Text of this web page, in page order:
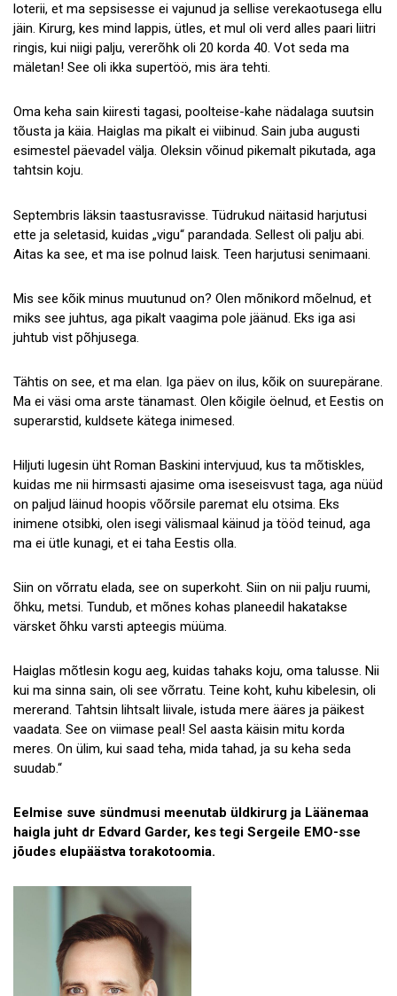
loterii, et ma sepsisesse ei vajunud ja sellise verekaotusega ellu
jäin. Kirurg, kes mind lappis, ütles, et mul oli verd alles paari liitri
ringis, kui niigi palju, vererõhk oli 20 korda 40. Vot seda ma
mäletan! See oli ikka supertöö, mis ära tehti.
Oma keha sain kiiresti tagasi, poolteise-kahe nädalaga suutsin
tõusta ja käia. Haiglas ma pikalt ei viibinud. Sain juba augusti
esimestel päevadel välja. Oleksin võinud pikemalt pikutada, aga
tahtsin koju.
Septembris läksin taastusravisse. Tüdrukud näitasid harjutusi
ette ja seletasid, kuidas „vigu“ parandada. Sellest oli palju abi.
Aitas ka see, et ma ise polnud laisk. Teen harjutusi senimaani.
Mis see kõik minus muutunud on? Olen mõnikord mõelnud, et
miks see juhtus, aga pikalt vaagima pole jäänud. Eks iga asi
juhtub vist põhjusega.
Tähtis on see, et ma elan. Iga päev on ilus, kõik on suurepärane.
Ma ei väsi oma arste tänamast. Olen kõigile öelnud, et Eestis on
superarstid, kuldsete kätega inimesed.
Hiljuti lugesin üht Roman Baskini intervjuud, kus ta mõtiskles,
kuidas me nii hirmsasti ajasime oma iseseisvust taga, aga nüüd
on paljud läinud hoopis võõrsile paremat elu otsima. Eks
inimene otsibki, olen isegi välismaal käinud ja tööd teinud, aga
ma ei ütle kunagi, et ei taha Eestis olla.
Siin on võrratu elada, see on superkoht. Siin on nii palju ruumi,
õhku, metsi. Tundub, et mõnes kohas planeedil hakatakse
värsket õhku varsti apteegis müüma.
Haiglas mõtlesin kogu aeg, kuidas tahaks koju, oma talusse. Nii
kui ma sinna sain, oli see võrratu. Teine koht, kuhu kibelesin, oli
mererand. Tahtsin lihtsalt liivale, istuda mere ääres ja päikest
vaadata. See on viimase peal! Sel aasta käisin mitu korda
meres. On ülim, kui saad teha, mida tahad, ja su keha seda
suudab.“
Eelmise suve sündmusi meenutab üldkirurg ja Läänemaa
haigla juht dr Edvard Garder, kes tegi Sergeile EMO-sse
jõudes elupäästva torakotoomia.